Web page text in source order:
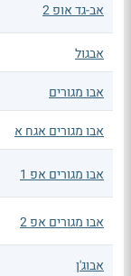
אב-גד אופ 2
אבגול
אבו מגורים
אבו מגורים אגח א
אבו מגורים אפ 1
אבו מגורים אפ 2
אבוג'ן